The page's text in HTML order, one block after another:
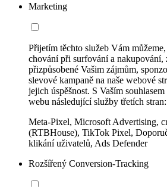
Marketing
Přijetím těchto služeb Vám
chování při surfování a nakupování,
přizpůsobené Vašim zájmům,
slevové kampaně na naše webové
jejich úspěšnost. S Vaším
webu následující služby třetích stran:
Meta-Pixel, Microsoft Advertising,
(RTBHouse), TikTok Pixel,
klikání uživatelů, Ads Defender
Rozšířený Conversion-Tracking